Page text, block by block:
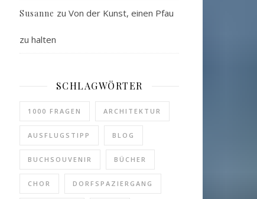
Susanne zu Von der Kunst, einen Pfau
zu halten
SCHLAGWÖRTER
1000 FRAGEN ARCHITEKTUR
AUSFLUGSTIPP BLOG
BUCHSOUVENIR BÜCHER
CHOR DORFSPAZIERGANG